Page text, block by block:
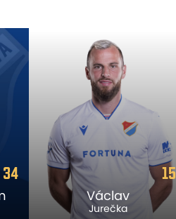
34 15
Václav
Jurečka